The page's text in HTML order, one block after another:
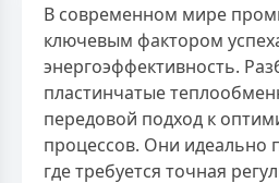
В современном мире
ключевым фактором
энергоэффективность.
пластинчатые
передовой подход к
процессов. Они идеально
где требуется точная